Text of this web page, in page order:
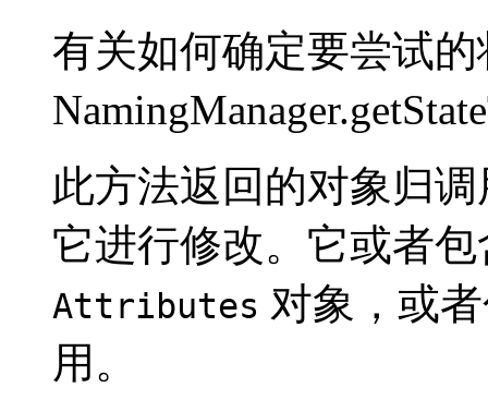
有关如何确定要尝试
此方法返回的对象归
它进行修改。它或者
Attributes 对象，或
用。